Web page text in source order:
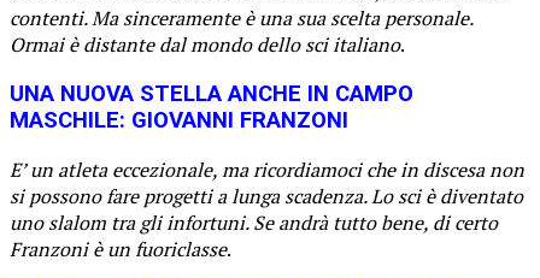
contenti. Ma sinceramente è una sua scelta personale.
Ormai è distante dal mondo dello sci italiano.
UNA NUOVA STELLA ANCHE IN CAMPO
MASCHILE: GIOVANNI FRANZONI
E’ un atleta eccezionale, ma ricordiamoci che in discesa non
si possono fare progetti a lunga scadenza. Lo sci è diventato
uno slalom tra gli infortuni. Se andrà tutto bene, di certo
Franzoni è un fuoriclasse.